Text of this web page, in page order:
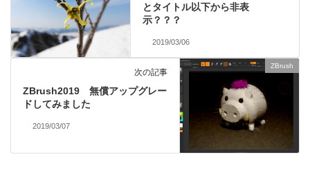
とタイトル以下から非表
示？？？
2019/03/06
ZBrush
次の記事
ZBrush2019 無償アップグレー
ドしてみました
2019/03/07